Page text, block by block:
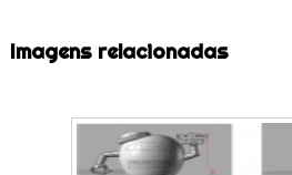
Imagens relacionadas